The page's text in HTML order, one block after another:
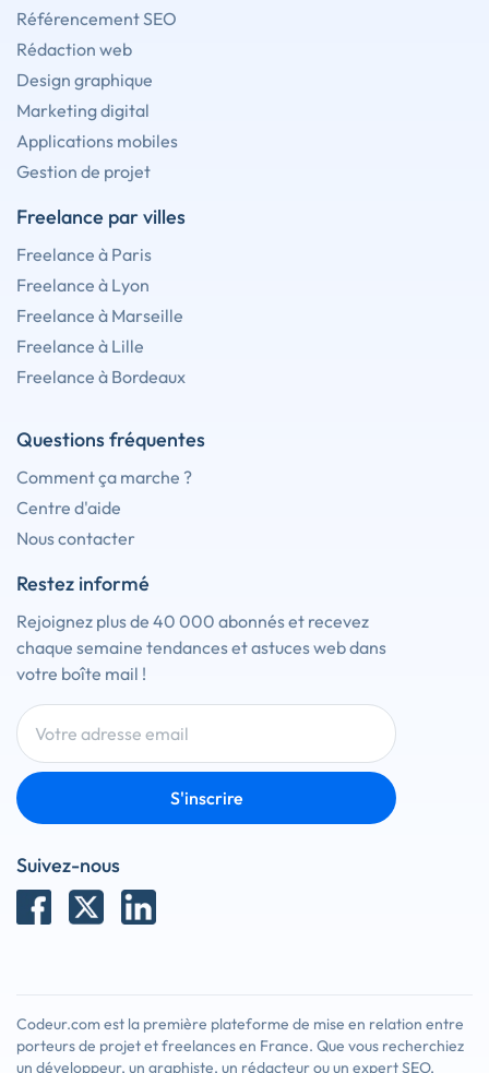
Référencement SEO
Rédaction web
Design graphique
Marketing digital
Applications mobiles
Gestion de projet
Freelance par villes
Freelance à Paris
Freelance à Lyon
Freelance à Marseille
Freelance à Lille
Freelance à Bordeaux
Questions fréquentes
Comment ça marche ?
Centre d'aide
Nous contacter
Restez informé
Rejoignez plus de 40 000 abonnés et recevez
chaque semaine tendances et astuces web dans
votre boîte mail !
S'inscrire
Suivez-nous
Codeur.com est la première plateforme de mise en relation entre
porteurs de projet et freelances en France. Que vous recherchiez
un développeur, un graphiste, un rédacteur ou un expert SEO,